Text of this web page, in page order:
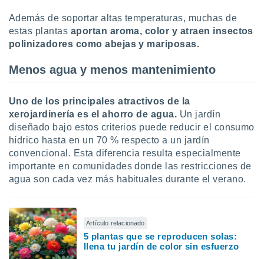
utilizar
crear un
la
contenido
medir el
de la
el
del
de
a través
de
de
uso de
con el
Además de soportar altas temperaturas, muchas de
estas plantas aportan aroma, color y atraen insectos
polinizadores como abejas y mariposas.
Menos agua y menos mantenimiento
Uno de los principales atractivos de la
xerojardinería es el ahorro de agua. Un jardín
diseñado bajo estos criterios puede reducir el consumo
hídrico hasta en un 70 % respecto a un jardín
convencional. Esta diferencia resulta especialmente
importante en comunidades donde las restricciones de
agua son cada vez más habituales durante el verano.
Artículo relacionado
5 plantas que se reproducen solas:
llena tu jardín de color sin esfuerzo